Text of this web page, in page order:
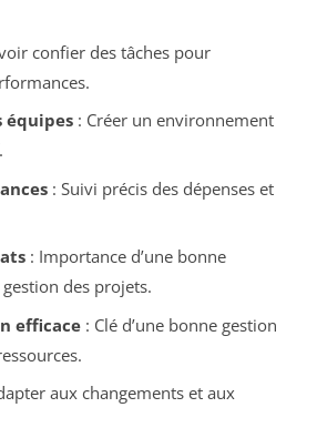
confier des tâches pour
équipes: Créer un environnement
: Suivi précis des dépenses et
: Importance d’une bonne
des projets.
efficace: Clé d’une bonne gestion
aux changements et aux